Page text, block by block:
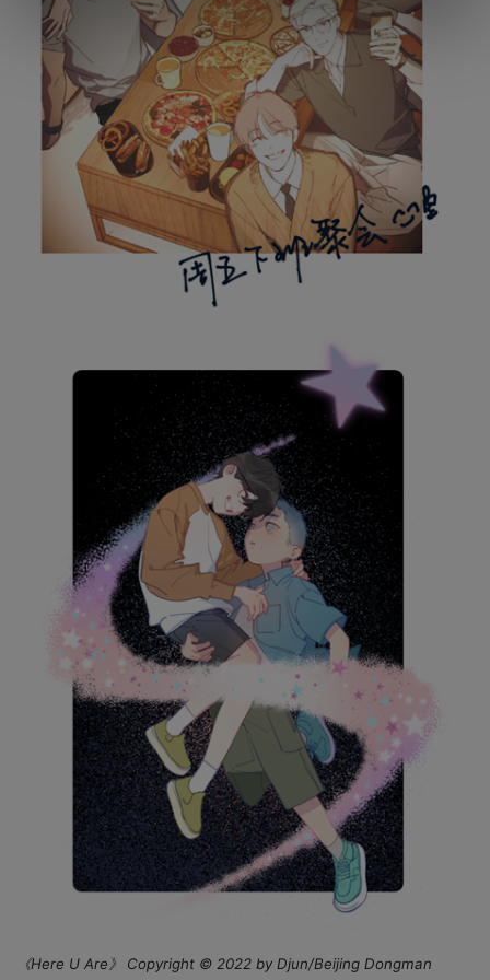
《Here U Are》 Copyright © 2022 by Djun/Beijing Dongman